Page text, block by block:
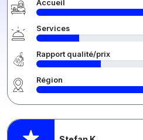
Accueil
Services
Rapport qualité/prix
Région